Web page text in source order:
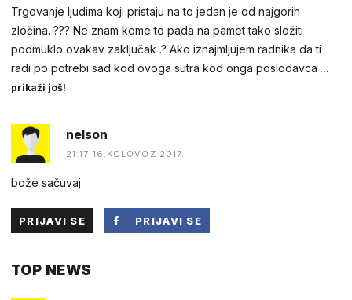
Trgovanje ljudima koji pristaju na to jedan je od najgorih
zločina. ??? Ne znam kome to pada na pamet tako složiti
podmuklo ovakav zaključak .? Ako iznajmljujem radnika da ti
radi po potrebi sad kod ovoga sutra kod onga poslodavca ...
prikaži još!
nelson
21:17 16.KOLOVOZ 2017.
bože sačuvaj
PRIJAVI SE
PRIJAVI SE
TOP NEWS